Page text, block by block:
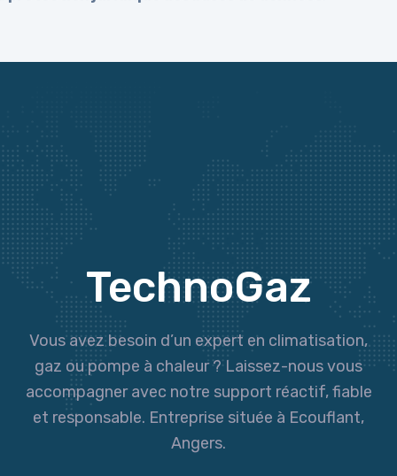
TechnoGaz
Vous avez besoin d’un expert en climatisation,
gaz ou pompe à chaleur ? Laissez-nous vous
accompagner avec notre support réactif, fiable
et responsable. Entreprise située à Ecouflant,
Angers.